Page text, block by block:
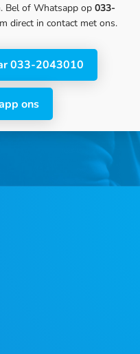
Bel of Whatsapp op 033-
direct in contact met ons.
033-2043010
ons